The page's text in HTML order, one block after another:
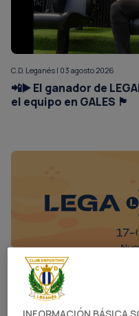
C.D. Leganés | 03 agosto 2026
📲▶️ El ganador de
el equipo en GALES 🏴󠁧󠁢󠁷󠁬󠁳󠁿